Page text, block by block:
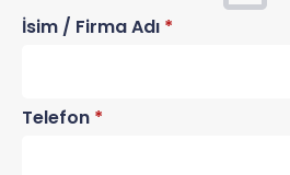
İsim / Firma Adı *
Telefon *